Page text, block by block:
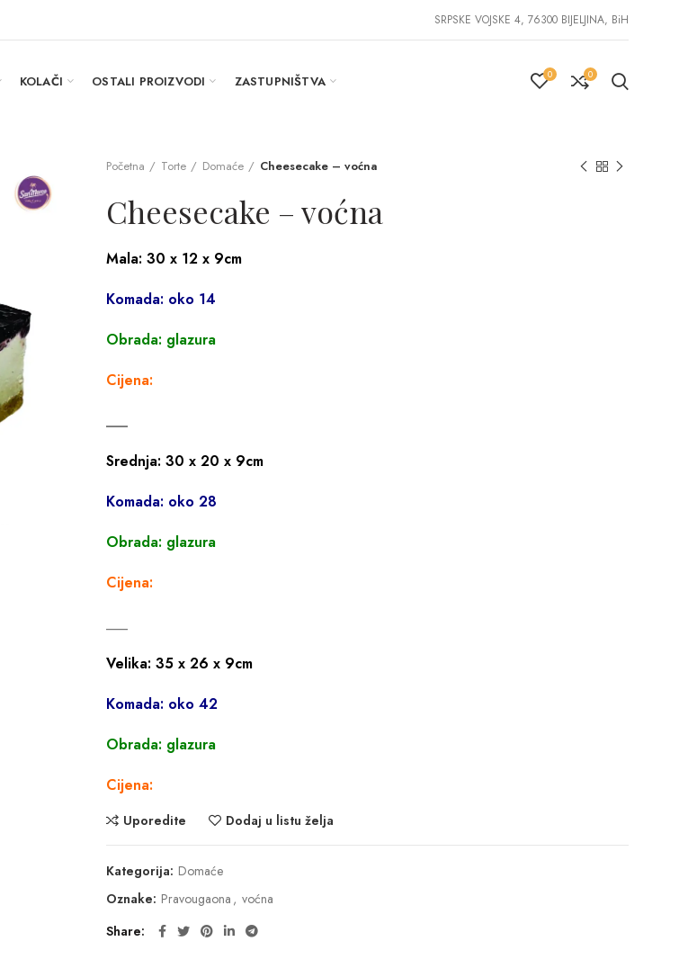
SRPSKE VOJSKE 4, 76300 BIJELJINA, BiH
KOLAČI OSTALI PROIZVODI ZASTUPNIŠTVA 0 0
Početna Torte Domaće Cheesecake – voćna
Cheesecake – voćna
Mala: 30 x 12 x 9cm
Komada: oko 14
Obrada: glazura
Cijena:
___
Srednja: 30 x 20 x 9cm
Komada: oko 28
Obrada: glazura
Cijena:
Velika: 35 x 26 x 9cm
Komada: oko 42
Obrada: glazura
Cijena:
Uporedite Dodaj u listu želja
Kategorija: Domaće
Oznake: Pravougaona , voćna
Share